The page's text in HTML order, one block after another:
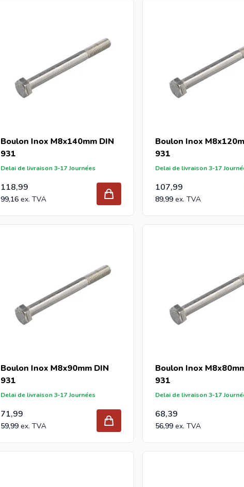
Boulon Inox M8x140mm DIN
931
Delai de livraison 3-17 Journées
118,99
99,16
Boulon Inox
931
Delai de livraison 3-17
107,99
89,99
Boulon Inox M8x90mm DIN
931
Delai de livraison 3-17 Journées
71,99
59,99
Boulon Inox
931
Delai de livraison 3-17
68,39
56,99